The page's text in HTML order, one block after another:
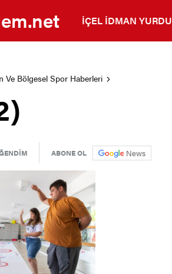
İÇEL İDMAN YURDU
Ve Bölgesel Spor Haberleri
ABONE OL News